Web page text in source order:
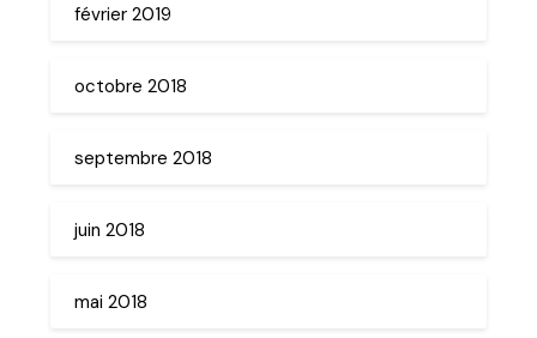
février 2019
octobre 2018
septembre 2018
juin 2018
mai 2018